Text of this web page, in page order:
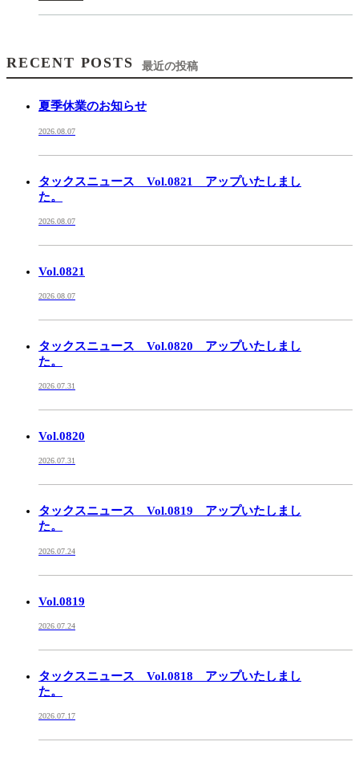
RECENT POSTS 最近の投稿
夏季休業のお知らせ
2026.08.07
タックスニュース Vol.0821 アップいたしまし
た。
2026.08.07
Vol.0821
2026.08.07
タックスニュース Vol.0820 アップいたしまし
た。
2026.07.31
Vol.0820
2026.07.31
タックスニュース Vol.0819 アップいたしまし
た。
2026.07.24
Vol.0819
2026.07.24
タックスニュース Vol.0818 アップいたしまし
た。
2026.07.17